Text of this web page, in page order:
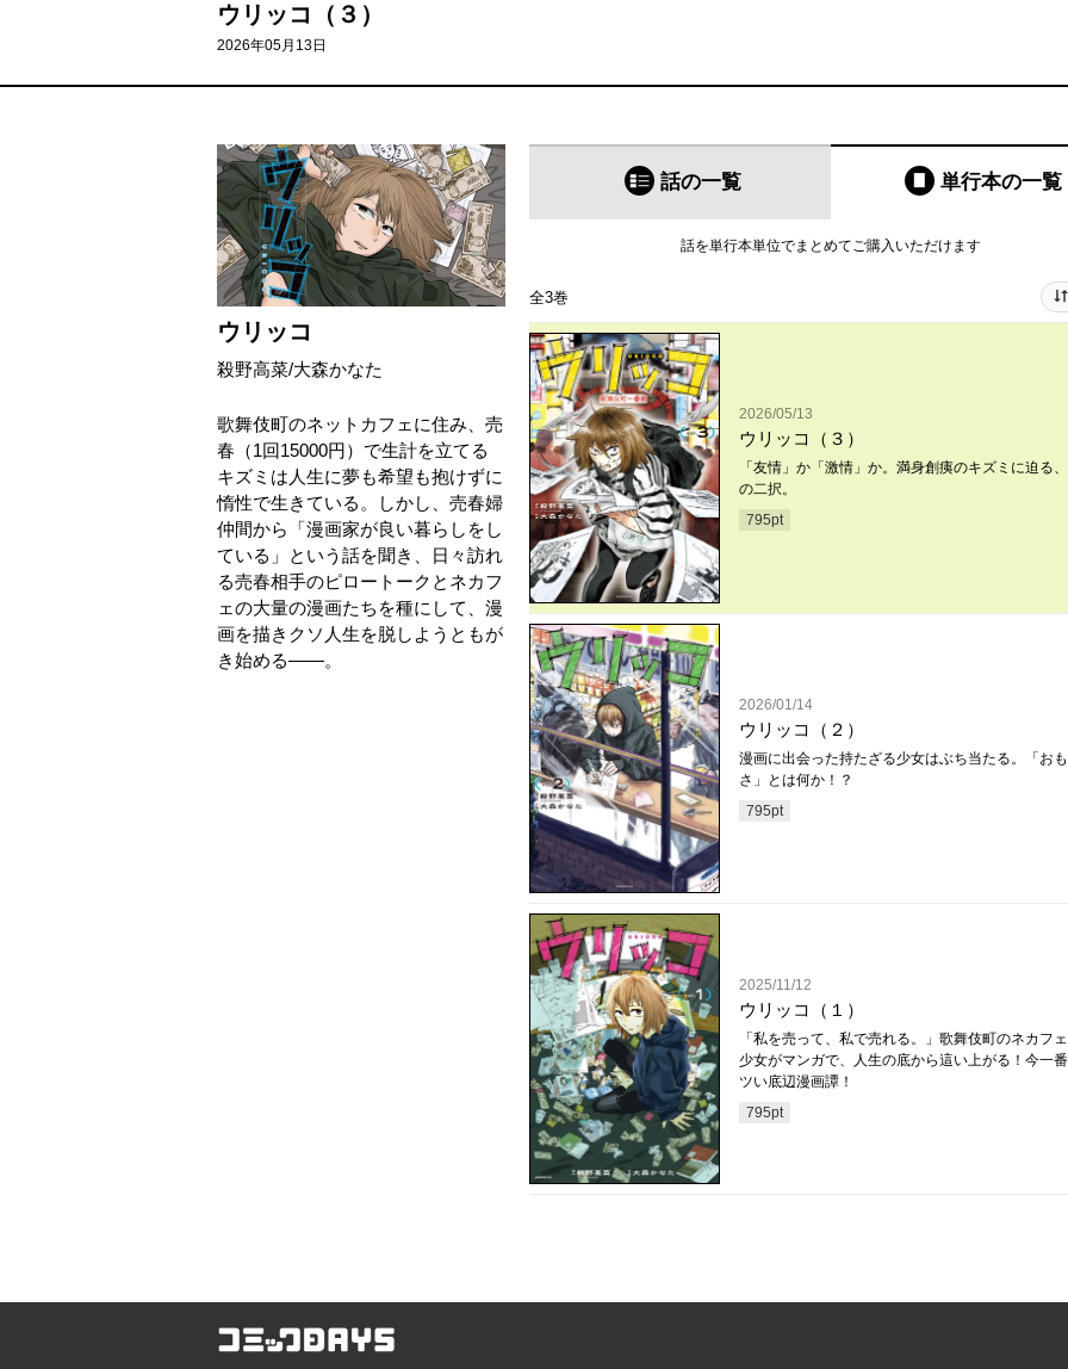
ウリッコ（３）
2026年05月13日
ウリッコ
殺野高菜/大森かなた
歌舞伎町のネットカフェに住み、売
春（1回15000円）で生計を立てる
キズミは人生に夢も希望も抱けずに
惰性で生きている。しかし、売春婦
仲間から「漫画家が良い暮らしをし
ている」という話を聞き、日々訪れ
る売春相手のピロートークとネカフ
ェの大量の漫画たちを種にして、漫
画を描きクソ人生を脱しようともが
き始める——。
話の一覧 単行本の一覧
話を単行本単位でまとめてご購入いただけます
全3巻
2026/05/13
ウリッコ（３）
「友情」か「激情」か。満身創痍のキズミに迫る
の二択。
795pt
2026/01/14
ウリッコ（２）
漫画に出会った持たざる少女はぶち当たる。「お
さ」とは何か！？
795pt
2025/11/12
ウリッコ（１）
「私を売って、私で売れる。」歌舞伎町のネカフ
少女がマンガで、人生の底から這い上がる！今一
ツい底辺漫画譚！
795pt
コミックDAYS